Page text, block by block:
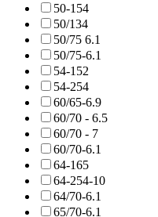
50-154
50/134
50/75 6.1
50/75-6.1
54-152
54-254
60/65-6.9
60/70 - 6.5
60/70 - 7
60/70-6.1
64-165
64-254-10
64/70-6.1
65/70-6.1